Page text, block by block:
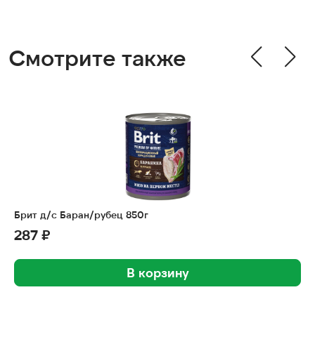
Смотрите также
Брит д/с Баран/рубец 850г
287 ₽
В корзину